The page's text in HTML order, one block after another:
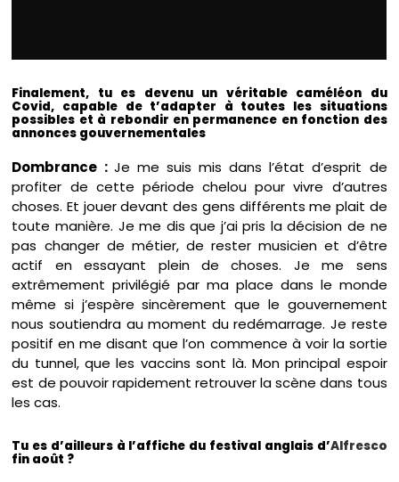
Finalement, tu es devenu un véritable caméléon du
Covid, capable de t’adapter à toutes les situations
possibles et à rebondir en permanence en fonction des
annonces gouvernementales
Dombrance : Je me suis mis dans l’état d’esprit de
profiter de cette période chelou pour vivre d’autres
choses. Et jouer devant des gens différents me plait de
toute manière. Je me dis que j’ai pris la décision de ne
pas changer de métier, de rester musicien et d’être
actif en essayant plein de choses. Je me sens
extrêmement privilégié par ma place dans le monde
même si j’espère sincèrement que le gouvernement
nous soutiendra au moment du redémarrage. Je reste
positif en me disant que l’on commence à voir la sortie
du tunnel, que les vaccins sont là. Mon principal espoir
est de pouvoir rapidement retrouver la scène dans tous
les cas.
Tu es d’ailleurs à l’affiche du festival anglais d’Alfresco
fin août ?